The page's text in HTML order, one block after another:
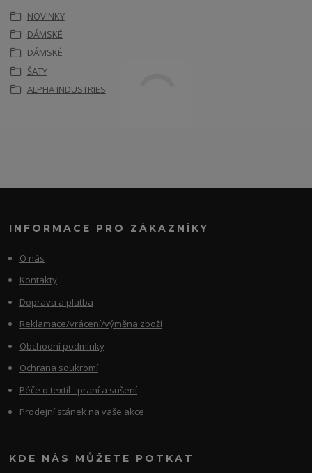
NOVINKY
DÁMSKÉ
DÁMSKÉ
ŠATY
ALPHA INDUSTRIES
INFORMACE PRO ZÁKAZNÍKY
O nás
Kontakty
Doprava a platba
Reklamace/vrácení/výměna zboží
Obchodní podmínky
Ochrana soukromí
Péče o textil - praní a sušení
Prodejní stánek na vaše akce
KDE NÁS MŮŽETE POTKAT